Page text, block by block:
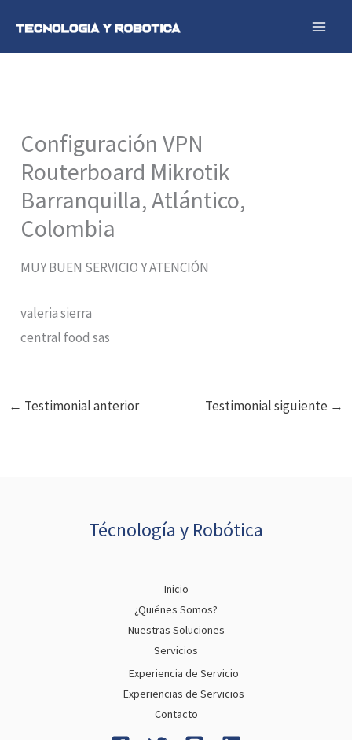
Configuración VPN
Routerboard Mikrotik
Barranquilla, Atlántico,
Colombia
MUY BUEN SERVICIO Y ATENCIÓN
valeria sierra
central food sas
← Testimonial anterior Testimonial siguiente →
Técnología y Robótica
Inicio
¿Quiénes Somos?
Nuestras Soluciones
Servicios
Experiencia de Servicio
Experiencias de Servicios
Contacto